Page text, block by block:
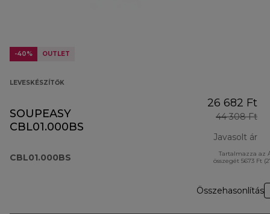
-40% OUTLET
LEVESKÉSZÍTŐK
SOUPEASY
CBL01.000BS
CBL01.000BS
26 682 Ft
44 308 Ft
Javasolt ár
Tartalmazza az
összegét 5673 Ft
Összehasonlítás